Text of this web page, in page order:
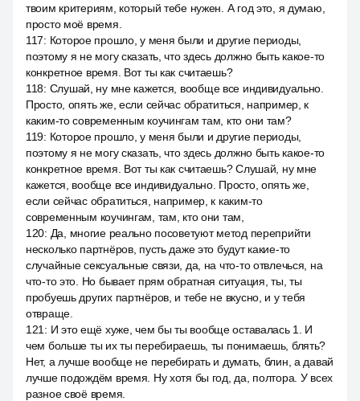
твоим критериям, который тебе нужен. А год это, я думаю,
просто моё время.
117: Которое прошло, у меня были и другие периоды,
поэтому я не могу сказать, что здесь должно быть какое-то
конкретное время. Вот ты как считаешь?
118: Слушай, ну мне кажется, вообще все индивидуально.
Просто, опять же, если сейчас обратиться, например, к
каким-то современным коучингам там, кто они там?
119: Которое прошло, у меня были и другие периоды,
поэтому я не могу сказать, что здесь должно быть какое-то
конкретное время. Вот ты как считаешь? Слушай, ну мне
кажется, вообще все индивидуально. Просто, опять же,
если сейчас обратиться, например, к каким-то
современным коучингам, там, кто они там,
120: Да, многие реально посоветуют метод переприйти
несколько партнёров, пусть даже это будут какие-то
случайные сексуальные связи, да, на что-то отвлечься, на
что-то это. Но бывает прям обратная ситуация, ты, ты
пробуешь других партнёров, и тебе не вкусно, и у тебя
отвраще.
121 : И это ещё хуже, чем бы ты вообще оставалась 1. И
чем больше ты их ты перебираешь, ты понимаешь, блять?
Нет, а лучше вообще не перебирать и думать, блин, а давай
лучше подождём время. Ну хотя бы год, да, полтора. У всех
разное своё время.